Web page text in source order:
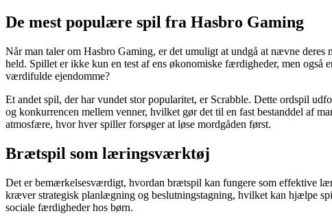
De mest populære spil fra Hasbro Gaming
Når man taler om Hasbro Gaming, er det umuligt at undgå at nævne
held. Spillet er ikke kun en test af ens økonomiske færdigheder, men
værdifulde ejendomme?
Et andet spil, der har vundet stor popularitet, er Scrabble. Dette ordspil
og konkurrencen mellem venner, hvilket gør det til en fast bestanddel af
atmosfære, hvor hver spiller forsøger at løse mordgåden først.
Brætspil som læringsværktøj
Det er bemærkelsesværdigt, hvordan brætspil kan fungere som effektive
kræver strategisk planlægning og beslutningstagning, hvilket kan hjælpe
sociale færdigheder hos børn.